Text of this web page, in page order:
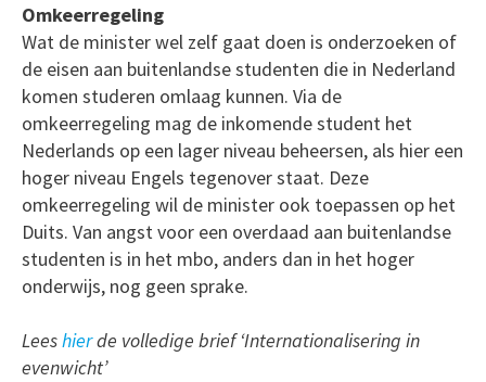
Omkeerregeling
Wat de minister wel zelf gaat doen is onderzoeken of
de eisen aan buitenlandse studenten die in Nederland
komen studeren omlaag kunnen. Via de
omkeerregeling mag de inkomende student het
Nederlands op een lager niveau beheersen, als hier een
hoger niveau Engels tegenover staat. Deze
omkeerregeling wil de minister ook toepassen op het
Duits. Van angst voor een overdaad aan buitenlandse
studenten is in het mbo, anders dan in het hoger
onderwijs, nog geen sprake.
Leeshierde volledige brief ‘Internationalisering in
evenwicht’